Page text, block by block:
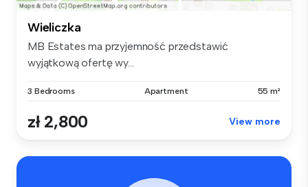
Wieliczka
MB Estates ma przyjemność przedstawić
wyjątkową ofertę wy...
3 Bedrooms Apartment 55 m²
zł 2,800 View more